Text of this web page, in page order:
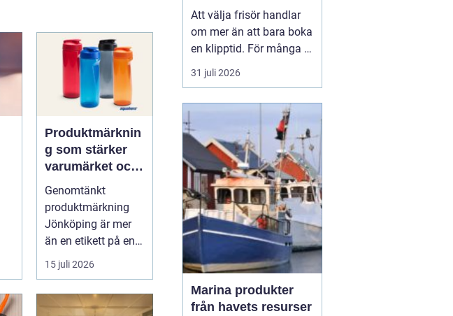
Produktmärknin
g som stärker
varumärket och
förenklar
vardagen
Genomtänkt
produktmärkning
Jönköping är mer
än en etikett på en
15 juli 2026
stil och vardag
Att välja frisör handlar
om mer än att bara boka
en klipptid. För många är
frisörbesöket en paus i
vardagen, en chans att
känna sig mer som sig
själv. I Älvsjö fi...
31 juli 2026
Marina produkter
från havets resurser